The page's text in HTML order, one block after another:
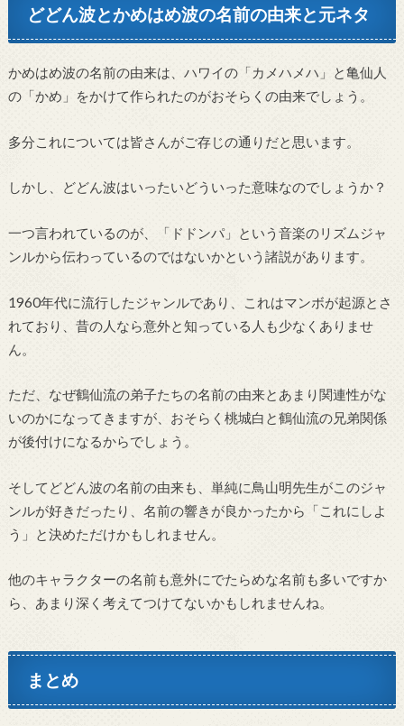
どどん波とかめはめ波の名前の由来と元ネタ
かめはめ波の名前の由来は、ハワイの「カメハメハ」と亀仙人
の「かめ」をかけて作られたのがおそらくの由来でしょう。
多分これについては皆さんがご存じの通りだと思います。
しかし、どどん波はいったいどういった意味なのでしょうか？
一つ言われているのが、「ドドンパ」という音楽のリズムジャ
ンルから伝わっているのではないかという諸説があります。
1960年代に流行したジャンルであり、これはマンボが起源とさ
れており、昔の人なら意外と知っている人も少なくありませ
ん。
ただ、なぜ鶴仙流の弟子たちの名前の由来とあまり関連性がな
いのかになってきますが、おそらく桃城白と鶴仙流の兄弟関係
が後付けになるからでしょう。
そしてどどん波の名前の由来も、単純に鳥山明先生がこのジャ
ンルが好きだったり、名前の響きが良かったから「これにしよ
う」と決めただけかもしれません。
他のキャラクターの名前も意外にでたらめな名前も多いですか
ら、あまり深く考えてつけてないかもしれませんね。
まとめ